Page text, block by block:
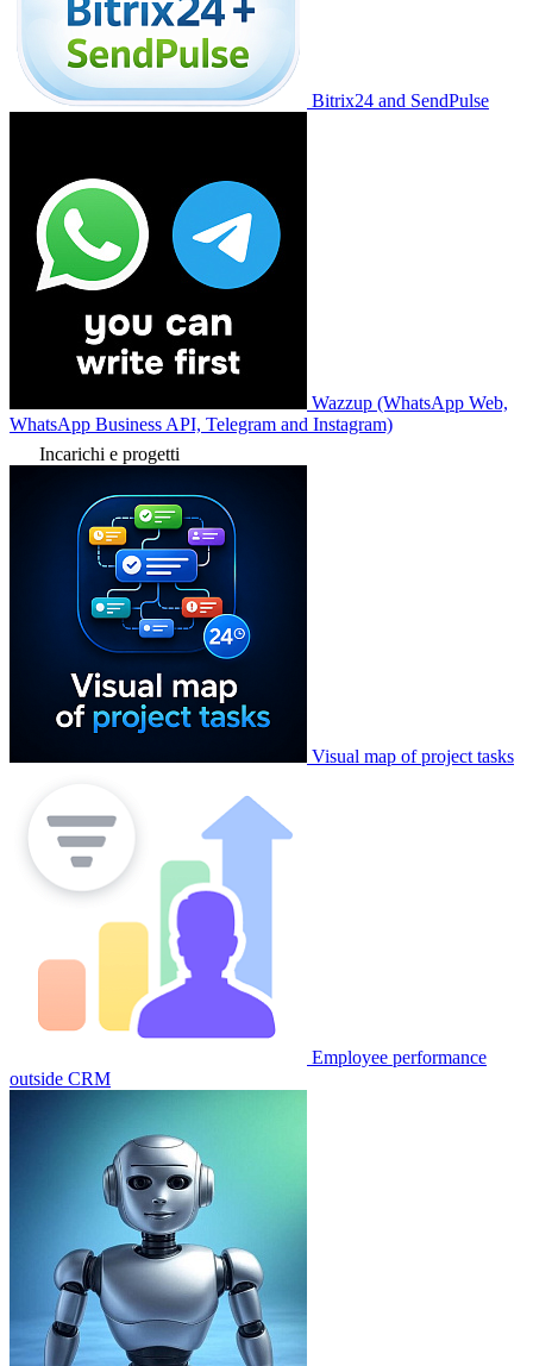
Bitrix24 and SendPulse
Wazzup (WhatsApp Web,
WhatsApp Business API, Telegram and Instagram)
Incarichi e progetti
Visual map of project tasks
Employee performance
outside CRM